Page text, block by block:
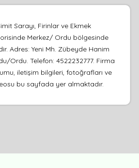
Sarayı, Firinlar ve Ekmek
Merkez/ Ordu bölgesinde
Adres: Yeni Mh. Zübeyde Hanim
Ordu. Telefon: 4522232777. Firma
iletişim bilgileri, fotoğrafları ve
bu sayfada yer almaktadır.